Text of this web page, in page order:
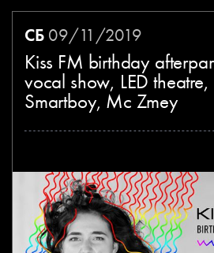
СБ 09/11/2019
Kiss FM birthday
vocal show, LED
Smartboy, Mc Zmey